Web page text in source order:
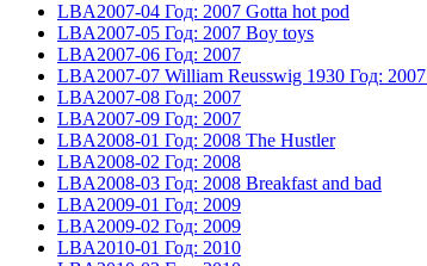
LBA2007-04 Год: 2007 Gotta hot pod
LBA2007-05 Год: 2007 Boy toys
LBA2007-06 Год: 2007
LBA2007-07 William Reusswig 1930 Год: 2007
LBA2007-08 Год: 2007
LBA2007-09 Год: 2007
LBA2008-01 Год: 2008 The Hustler
LBA2008-02 Год: 2008
LBA2008-03 Год: 2008 Breakfast and bad
LBA2009-01 Год: 2009
LBA2009-02 Год: 2009
LBA2010-01 Год: 2010